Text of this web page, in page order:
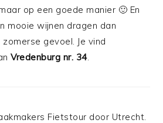
op een goede manier 🙂 En
mooie wijnen dragen dan
gevoel. Je vind
Vredenburg nr. 34.
Fietstour door Utrecht.